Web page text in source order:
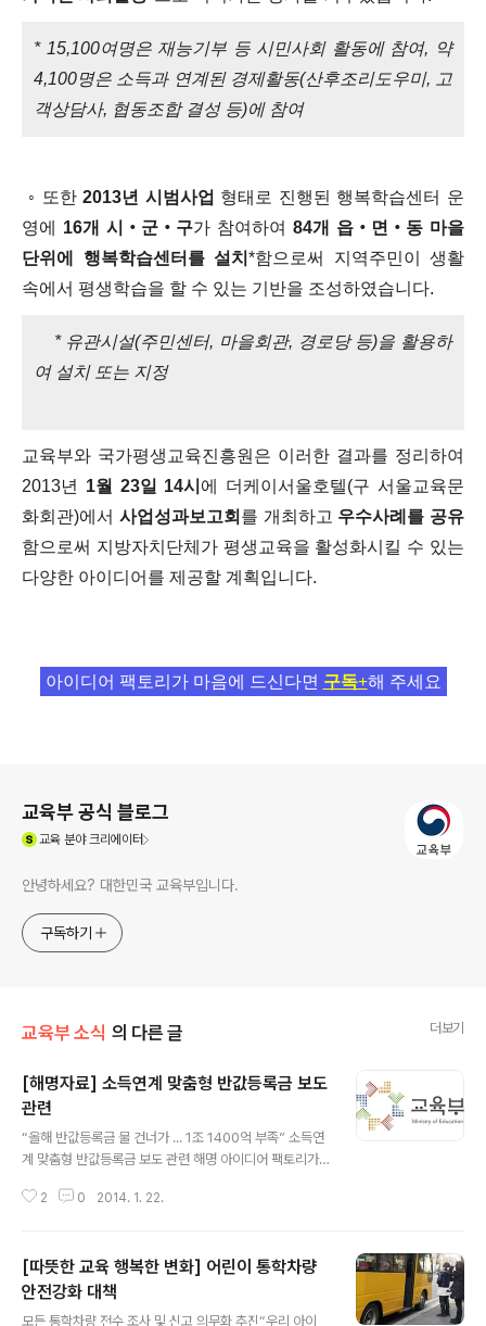
* 15,100여명은 재능기부 등 시민사회 활동에 참여, 약
4,100명은 소득과 연계된 경제활동(산후조리도우미, 고
객상담사, 협동조합 결성 등)에 참여
◦ 또한2013년 시범사업 형태로 진행된 행복학습센터 운
영에 16개 시‧군‧구가 참여하여 84개 읍‧면‧동 마을
단위에 행복학습센터를 설치 *함으로써 지역주민이 생활
속에서 평생학습을 할 수 있는 기반을 조성하였습니다.
* 유관시설(주민센터, 마을회관, 경로당 등)을 활용하
여 설치 또는 지정
교육부와 국가평생교육진흥원은 이러한 결과를 정리하여
2013년 1월 23일 14시 에 더케이서울호텔(구 서울교육문
화회관)에서 사업성과보고회 를 개최하고 우수사례를 공유
함으로써 지방자치단체가 평생교육을 활성화시킬 수 있는
다양한 아이디어를 제공할 계획입니다.
아이디어 팩토리가 마음에 드신다면 구독+해 주세요
교육부 공식 블로그
교육분야 크리에이터
안녕하세요? 대한민국 교육부입니다.
구독하기
교육부 소식 의 다른 글 더보기
[해명자료] 소득연계 맞춤형 반값등록금 보도
관련
“올해 반값등록금 물 건너가 ․․․ 1조 1400억 부족” 소득연
계 맞춤형 반값등록금 보도 관련 해명 아이디어 팩토리가
2 0 2014. 1. 22.
[따뜻한 교육 행복한 변화] 어린이 통학차량
안전강화 대책
모든 통학차량 전수 조사 및 신고 의무화 추진“우리 아이